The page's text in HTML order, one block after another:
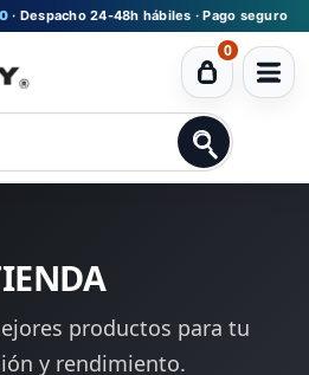
· Despacho 24-48h hábiles · Pago seguro
Ver
0
productos para tu
y rendimiento.